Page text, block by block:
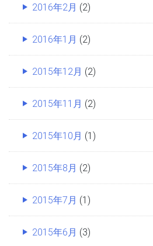
2016年2月 (2)
2016年1月 (2)
2015年12月 (2)
2015年11月 (2)
2015年10月 (1)
2015年8月 (2)
2015年7月 (1)
2015年6月 (3)